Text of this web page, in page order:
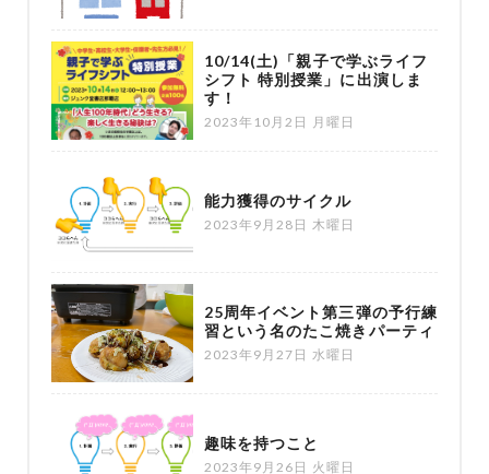
10/14(土)「親子で学ぶライフ
シフト 特別授業」に出演しま
す！
2023年10月2日 月曜日
能力獲得のサイクル
2023年9月28日 木曜日
25周年イベント第三弾の予行練
習という名のたこ焼きパーティ
2023年9月27日 水曜日
趣味を持つこと
2023年9月26日 火曜日